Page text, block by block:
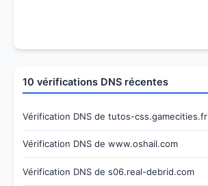
10 vérifications DNS récentes
Vérification DNS de tutos-css.gamecities.fr
Vérification DNS de www.oshail.com
Vérification DNS de s06.real-debrid.com